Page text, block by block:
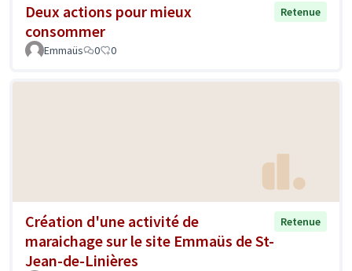
Deux actions pour mieux
consommer
Retenue
Emmaüs 0 0
Création d'une activité de
maraichage sur le site Emmaüs de St-
Jean-de-Linières
Retenue